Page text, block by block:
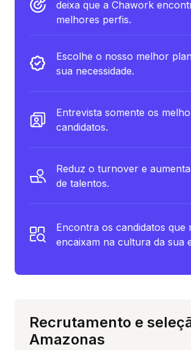
deixa que a Chawork
melhores perfis.
Escolhe o nosso melhor
sua necessidade.
Entrevista somente os
candidatos.
Reduz o turnover e
de talentos.
Encontra os candidatos que
encaixam na cultura da sua
Recrutamento e
Amazonas